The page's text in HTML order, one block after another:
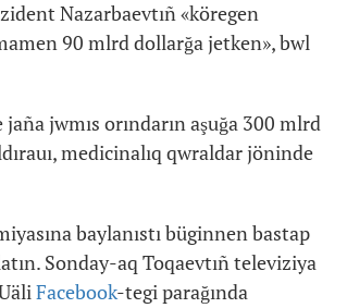
Nazarbaevtıñ «köregen
90 mlrd dollarğa jetken», bwl
jwmıs orındarın aşuğa 300 mlrd
medicinalıq qwraldar jöninde
baylanıstı büginnen bastap
Sonday-aq Toqaevtıñ televiziya
Facebook-tegi parağında